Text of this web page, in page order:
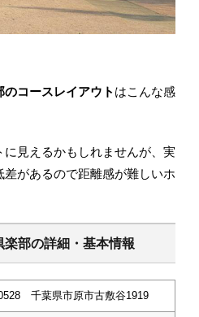
コースレイアウト はこんな感
見えるかもしれませんが、実
があるので距離感が難しいホ
部の詳細・基本情報
千葉県市原市古敷谷1919